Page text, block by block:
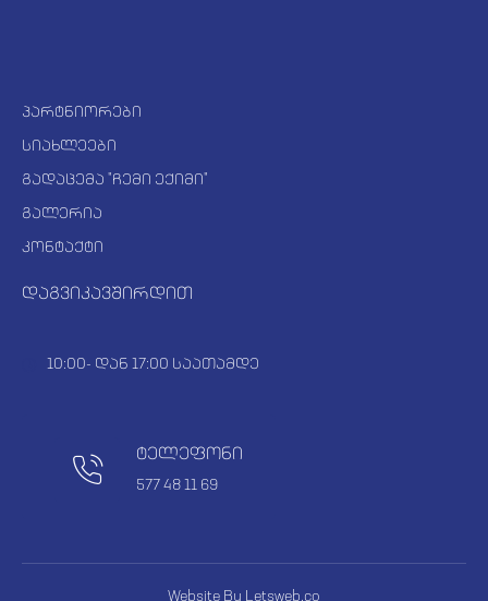
პარტნიორები
სიახლეები
გადაცემა "ჩემი ექიმი"
გალერია
კონტაქტი
დაგვიკავშირდით
10:00- დან 17:00 საათამდე
ტელეფონი
577 48 11 69
Website By Letsweb.co